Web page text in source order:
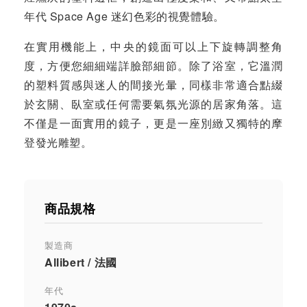
年代 Space Age 迷幻色彩的視覺體驗。
在實用機能上，中央的鏡面可以上下旋轉調整角
度，方便您細細端詳臉部細節。除了浴室，它溫潤
的塑料質感與迷人的間接光暈，同樣非常適合點綴
於玄關、臥室或任何需要氣氛光源的居家角落。這
不僅是一面實用的鏡子，更是一座別緻又獨特的摩
登發光雕塑。
商品規格
製造商
Allibert / 法國
年代